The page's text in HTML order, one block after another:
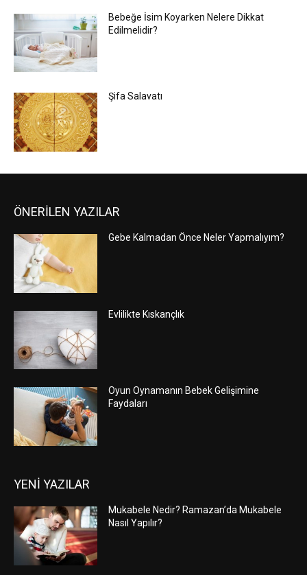
Bebeğe İsim Koyarken Nelere Dikkat
Edilmelidir?
Şifa Salavatı
ÖNERİLEN YAZILAR
Gebe Kalmadan Önce Neler Yapmalıyım?
Evlilikte Kıskançlık
Oyun Oynamanın Bebek Gelişimine
Faydaları
YENİ YAZILAR
Mukabele Nedir? Ramazan’da Mukabele
Nasıl Yapılır?